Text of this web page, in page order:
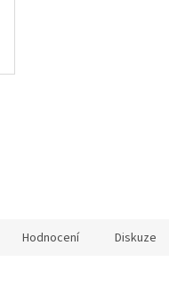
Hodnocení Diskuze